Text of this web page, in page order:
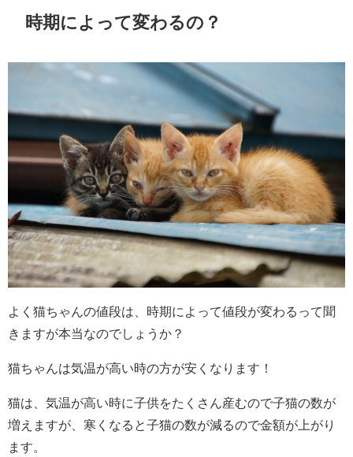
時期によって変わるの？
よく猫ちゃんの値段は、時期によって値段が変わるって聞
きますが本当なのでしょうか？
猫ちゃんは気温が高い時の方が安くなります！
猫は、気温が高い時に子供をたくさん産むので子猫の数が
増えますが、寒くなると子猫の数が減るので金額が上がり
ます。